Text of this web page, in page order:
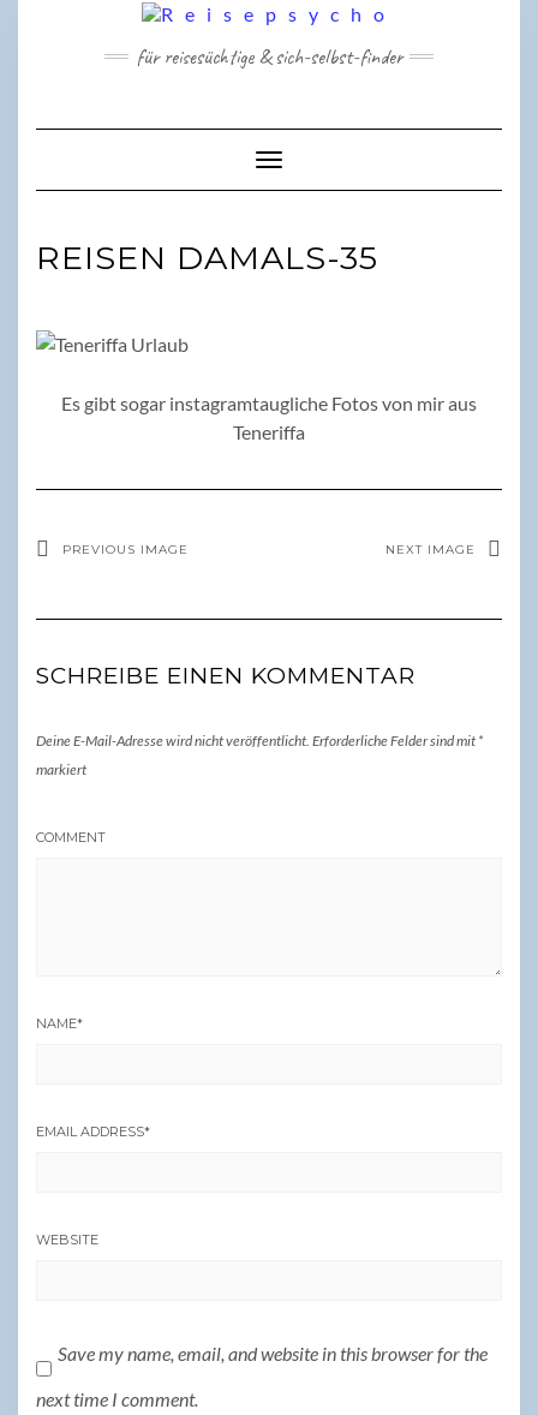
für reisesüchtige & sich-selbst-finder
Toggle Navigation
REISEN DAMALS-35
Es gibt sogar instagramtaugliche Fotos von mir aus
Teneriffa
PREVIOUS IMAGE NEXT IMAGE
SCHREIBE EINEN KOMMENTAR
Deine E-Mail-Adresse wird nicht veröffentlicht. Erforderliche Felder sind mit *
markiert
COMMENT
NAME*
EMAIL ADDRESS*
WEBSITE
Save my name, email, and website in this browser for the
next time I comment.